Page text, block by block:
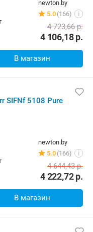
newton.by
5.0 (166) i
4 106,18р.
4 723,66р.
В магазин
SIFNf 5108 Pure
newton.by
5.0 (166) i
4 222,72р.
4 644,43р.
В магазин